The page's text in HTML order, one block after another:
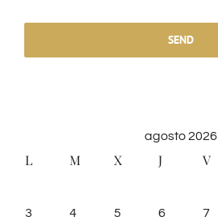
SEND
agosto 2026
L M X J V
3 4 5 6 7